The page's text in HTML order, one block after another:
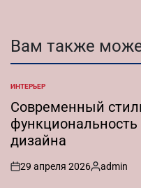
Вам также
ОПУБЛИКОВАНО
В
ИНТЕРЬЕР
Современный
дизайна
on
29 апреля 2026
Запись
admin